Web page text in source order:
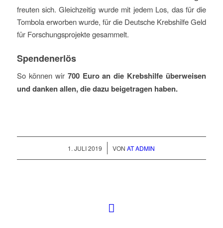
freuten sich. Gleichzeitig wurde mit jedem Los, das für die
Tombola erworben wurde, für die Deutsche Krebshilfe Geld
für Forschungsprojekte gesammelt.
Spendenerlös
So können wir 700 Euro an die Krebshilfe überweisen
und danken allen, die dazu beigetragen haben.
1. JULI 2019
/ VONAT ADMIN